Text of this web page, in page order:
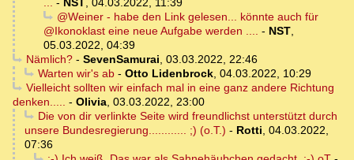
... - NST, 04.03.2022, 11:39
@Weiner - habe den Link gelesen... könnte auch für
@Ikonoklast eine neue Aufgabe werden .... - NST,
05.03.2022, 04:39
Nämlich?- SevenSamurai, 03.03.2022, 22:46
Warten wir's ab- Otto Lidenbrock, 04.03.2022, 10:29
Vielleicht sollten wir einfach mal in eine ganz andere Richtung
denken..... - Olivia, 03.03.2022, 23:00
Die von dir verlinkte Seite wird freundlichst unterstützt durch
unsere Bundesregierung............ ;) (o.T.) - Rotti, 04.03.2022,
07:36